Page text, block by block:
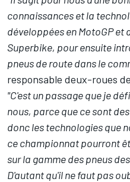
connaissances et la
développées en MotoGP et
Superbike, pour ensuite
pneus de route dans le
responsable deux-roues
"C'est un passage que je
nous, parce que ce sont
donc les technologies que
ce championnat pourront
sur la gamme des pneus
D'autant qu'il ne faut pas